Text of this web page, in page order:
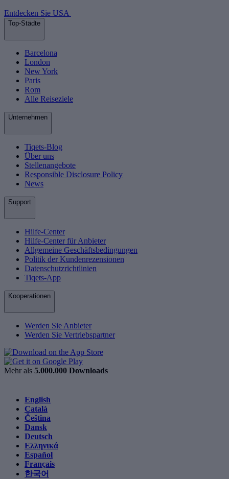
Entdecken Sie USA
Top-Städte
Barcelona
London
New York
Paris
Rom
Alle Reiseziele
Unternehmen
Tiqets-Blog
Über uns
Stellenangebote
Responsible Disclosure Policy
News
Support
Hilfe-Center
Hilfe-Center für Anbieter
Allgemeine Geschäftsbedingungen
Politik der Kundenrezensionen
Datenschutzrichtlinien
Tiqets-App
Kooperationen
Werden Sie Anbieter
Werden Sie Vertriebspartner
Mehr als 5.000.000 Downloads
English
Català
Čeština
Dansk
Deutsch
Ελληνικά
Español
Français
한국어